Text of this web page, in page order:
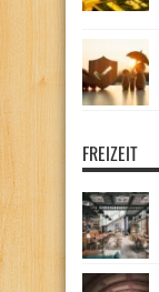
FREIZEIT